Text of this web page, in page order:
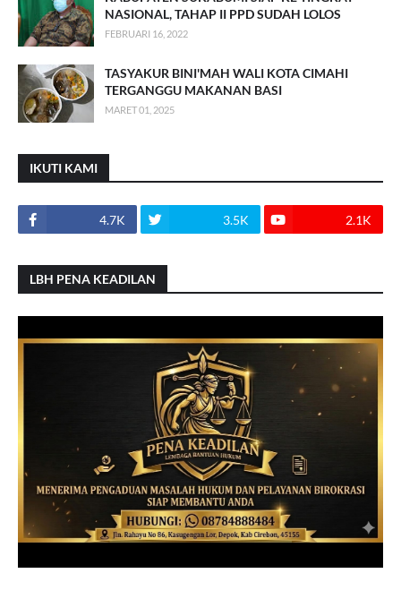
NASIONAL, TAHAP II PPD SUDAH LOLOS
FEBRUARI 16, 2022
TASYAKUR BINI'MAH WALI KOTA CIMAHI
TERGANGGU MAKANAN BASI
MARET 01, 2025
IKUTI KAMI
4.7K 3.5K 2.1K
LBH PENA KEADILAN